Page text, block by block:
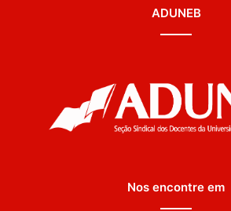
ADUNEB
Nos encontre em